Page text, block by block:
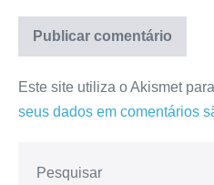
Este site utiliza o Akismet
seus dados em comentários
Pesquisar